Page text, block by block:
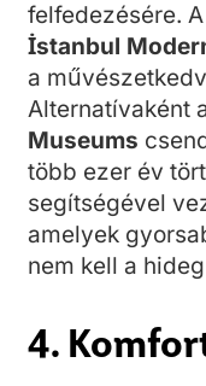
felfedezésére.
İstanbul
a
Alternatívaként
Museums
több ezer év
segítségével
amelyek
nem kell a
4.